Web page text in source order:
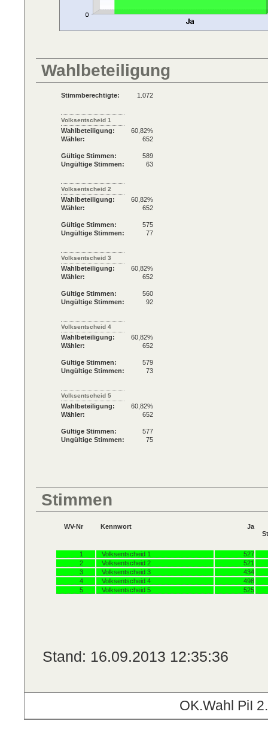
Wahlbeteiligung
Stimmberechtigte: 1.072
Volksentscheid 1
Wahlbeteiligung:
60,82%
Wähler:
652
Gültige Stimmen:
589
Ungültige Stimmen:
63
Volksentscheid 2
Wahlbeteiligung:
60,82%
Wähler:
652
Gültige Stimmen:
575
Ungültige Stimmen:
77
Volksentscheid 3
Wahlbeteiligung:
60,82%
Wähler:
652
Gültige Stimmen:
560
Ungültige Stimmen:
92
Volksentscheid 4
Wahlbeteiligung:
60,82%
Wähler:
652
Gültige Stimmen:
579
Ungültige Stimmen:
73
Volksentscheid 5
Wahlbeteiligung:
60,82%
Wähler:
652
Gültige Stimmen:
577
Ungültige Stimmen:
75
Stimmen
WV-Nr Kennwort
Ja
1 Volksentscheid 1
527
2
Volksentscheid 2
521
3
Volksentscheid 3
434
4
Volksentscheid 4
498
5
Volksentscheid 5 525
Stand: 16.09.2013 12:35:36
OK.Wahl PiI